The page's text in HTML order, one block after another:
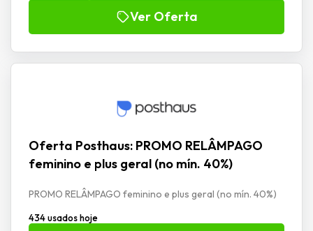
Ver Oferta
Oferta Posthaus: PROMO RELÂMPAGO
feminino e plus geral (no mín. 40%)
PROMO RELÂMPAGO feminino e plus geral (no mín. 40%)
434 usados hoje